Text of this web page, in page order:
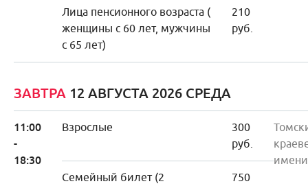
Лица пенсионного возраста (
женщины с 60 лет, мужчины
с 65 лет)
210
руб.
ЗАВТРА 12 АВГУСТА 2026 СРЕДА
11:00
-
18:30
Взрослые
300
руб.
Семейный билет (2
750